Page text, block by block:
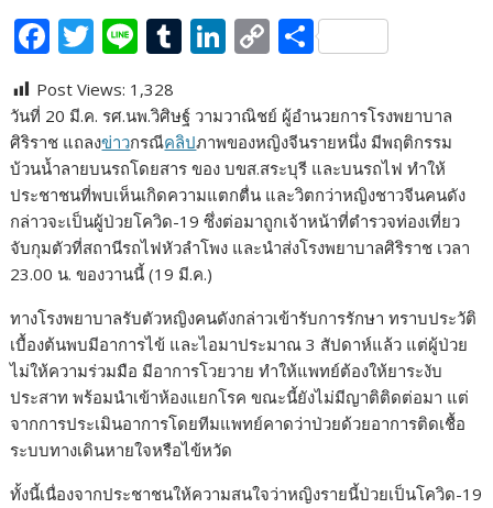
F
e
b
o
o
k
T
itt
er
Li
e
T
m
bl
r
Li
k
e
dI
n
C
p
y
Li
n
k
S
ar
e
Post Views: 1,328
วันที่ 20 มี.ค. รศ.นพ.วิศิษฐ์ วามวาณิชย์ ผู้อำนวยการโรงพยาบาล
ศิริราช แถลงข่าวกรณีคลิปภาพของหญิงจีนรายหนึ่ง มีพฤติกรรม
บ้วนน้ำลายบนรถโดยสาร ของ บขส.สระบุรี และบนรถไฟ ทำให้
ประชาชนที่พบเห็นเกิดความแตกตื่น และวิตกว่าหญิงชาวจีนคนดัง
กล่าวจะเป็นผู้ป่วยโควิด-19 ซึ่งต่อมาถูกเจ้าหน้าที่ตำรวจท่องเที่ยว
จับกุมตัวที่สถานีรถไฟหัวลำโพง และนำส่งโรงพยาบาลศิริราช เวลา
23.00 น. ของวานนี้ (19 มี.ค.)
ทางโรงพยาบาลรับตัวหญิงคนดังกล่าวเข้ารับการรักษา ทราบประวัติ
เบื้องต้นพบมีอาการไข้ และไอมาประมาณ 3 สัปดาห์แล้ว แต่ผู้ป่วย
ไม่ให้ความร่วมมือ มีอาการโวยวาย ทำให้แพทย์ต้องให้ยาระงับ
ประสาท พร้อมนำเข้าห้องแยกโรค ขณะนี้ยังไม่มีญาติติดต่อมา แต่
จากการประเมินอาการโดยทีมแพทย์คาดว่าป่วยด้วยอาการติดเชื้อ
ระบบทางเดินหายใจหรือไข้หวัด
ทั้งนี้เนื่องจากประชาชนให้ความสนใจว่าหญิงรายนี้ป่วยเป็นโควิด-19